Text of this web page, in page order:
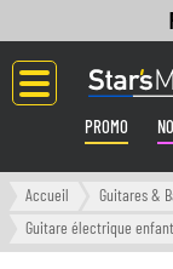
PROMO
Langue
Accueil Guitares &
Guitare électrique enfant